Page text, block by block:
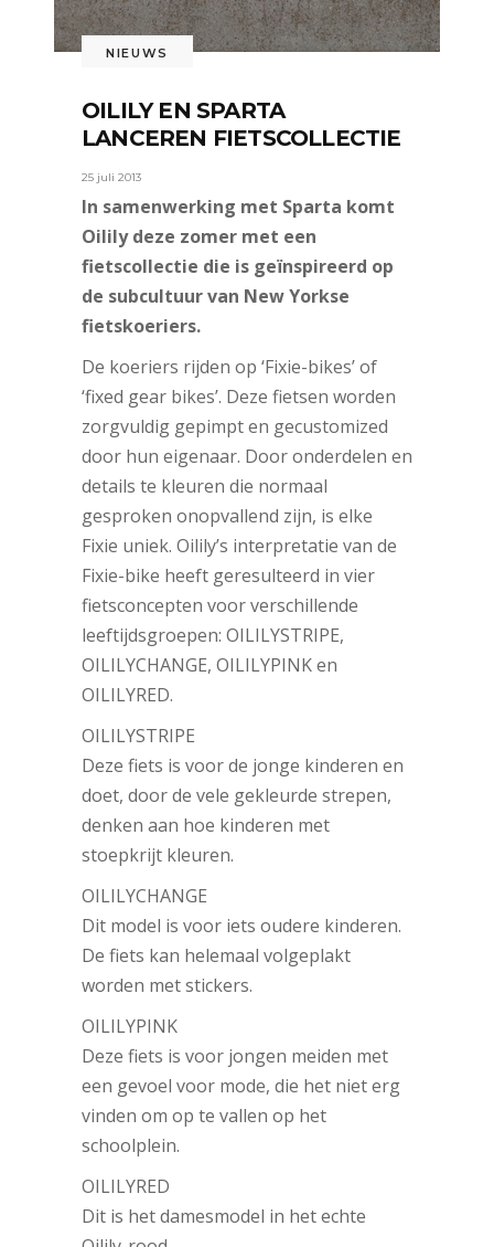
NIEUWS
OILILY EN SPARTA
LANCEREN FIETSCOLLECTIE
25 juli 2013
In samenwerking met Sparta komt
Oilily deze zomer met een
fietscollectie die is geïnspireerd op
de subcultuur van New Yorkse
fietskoeriers.
De koeriers rijden op ‘Fixie-bikes’ of
‘fixed gear bikes’. Deze fietsen worden
zorgvuldig gepimpt en gecustomized
door hun eigenaar. Door onderdelen en
details te kleuren die normaal
gesproken onopvallend zijn, is elke
Fixie uniek. Oilily’s interpretatie van de
Fixie-bike heeft geresulteerd in vier
fietsconcepten voor verschillende
leeftijdsgroepen: OILILYSTRIPE,
OILILYCHANGE, OILILYPINK en
OILILYRED.
OILILYSTRIPE
Deze fiets is voor de jonge kinderen en
doet, door de vele gekleurde strepen,
denken aan hoe kinderen met
stoepkrijt kleuren.
OILILYCHANGE
Dit model is voor iets oudere kinderen.
De fiets kan helemaal volgeplakt
worden met stickers.
OILILYPINK
Deze fiets is voor jongen meiden met
een gevoel voor mode, die het niet erg
vinden om op te vallen op het
schoolplein.
OILILYRED
Dit is het damesmodel in het echte